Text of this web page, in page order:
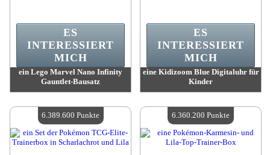
ein Lego Marvel Nano Infinity
Gauntlet-Bausatz
Verfügbare Menge:4
ES
INTERESSIERT
MICH
eine Kidizoom Blue Digitaluhr für
Kinder
Verfügbare Menge:4
ES
INTERESSIERT
MICH
6.389.600 Punkte 6.360.200 Punkte